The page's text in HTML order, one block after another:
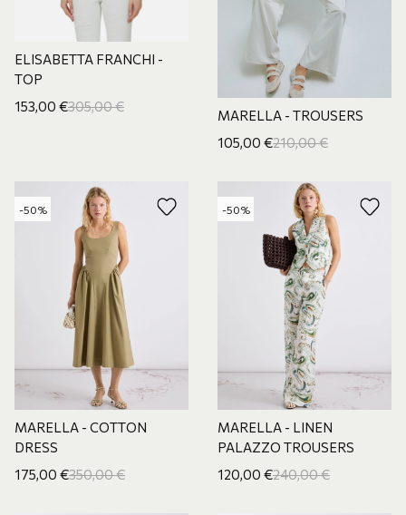
ELISABETTA FRANCHI -
TOP
153,00 €305,00€
MARELLA - TROUSERS
105,00 €210,00€
-50%
MARELLA - COTTON
DRESS
175,00 €350,00€
-50%
MARELLA - LINEN
PALAZZO TROUSERS
120,00 €240,00€